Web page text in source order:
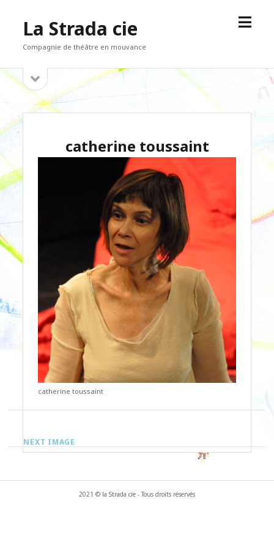
La Strada cie
Compagnie de théâtre en mouvance
open
Sidebar
sidebar
catherine toussaint
catherine toussaint
NEXT IMAGE
2021 © la Strada cie - Tous droits réservés